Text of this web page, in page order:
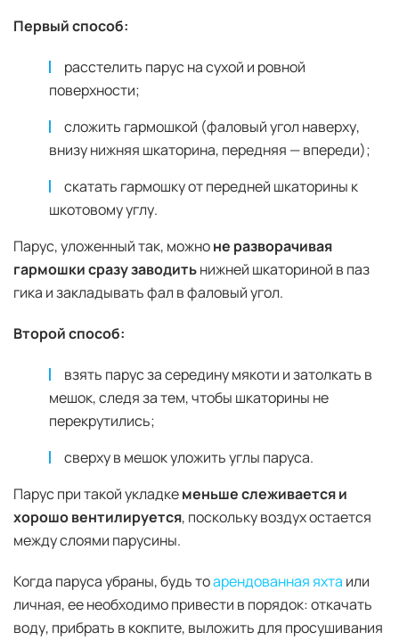
Первый способ:
расстелить парус на сухой и ровной
поверхности;
сложить гармошкой (фаловый угол наверху,
внизу нижняя шкаторина, передняя — впереди);
скатать гармошку от передней шкаторины к
шкотовому углу.
Парус, уложенный так, можноне разворачивая
гармошки сразу заводитьнижней шкаториной в паз
гика и закладывать фал в фаловый угол.
Второй способ:
взять парус за середину мякоти и затолкать в
мешок, следя за тем, чтобы шкаторины не
перекрутились;
сверху в мешок уложить углы паруса.
Парус при такой укладкеменьше слеживается и
хорошо вентилируется, поскольку воздух остается
между слоями парусины.
Когда паруса убраны, будь тоарендованная яхта или
личная, ее необходимо привести в порядок: откачать
воду, прибрать в кокпите, выложить для просушивания